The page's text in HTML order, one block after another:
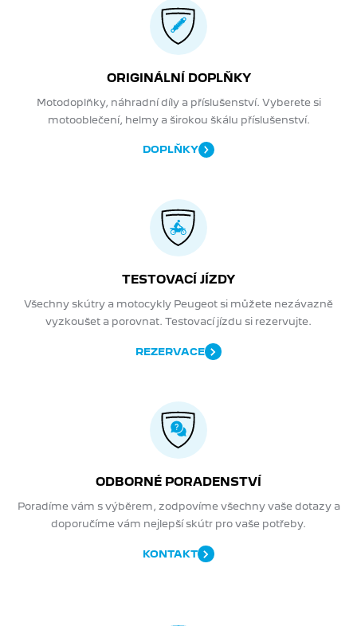
ORIGINÁLNÍ DOPLŇKY
Motodoplňky, náhradní díly a příslušenství. Vyberete si
motooblečení, helmy a širokou škálu příslušenství.
DOPLŇKY
TESTOVACÍ JÍZDY
Všechny skútry a motocykly Peugeot si můžete nezávazně
vyzkoušet a porovnat. Testovací jízdu si rezervujte.
REZERVACE
ODBORNÉ PORADENSTVÍ
Poradíme vám s výběrem, zodpovíme všechny vaše dotazy a
doporučíme vám nejlepší skútr pro vaše potřeby.
KONTAKT